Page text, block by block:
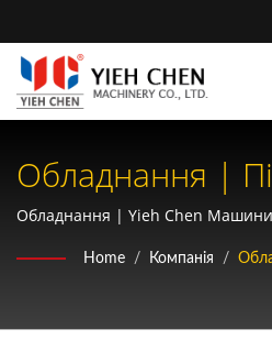
Обладнання |
Ефективність
Виробничої
Обладнання | Yieh Chen
Сертифікати AS9100 та ISO9001
Home / Компанія /